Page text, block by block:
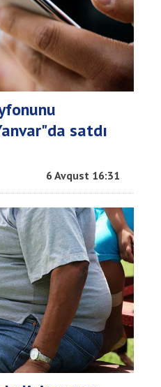
satdı
6 Avqust 16:31